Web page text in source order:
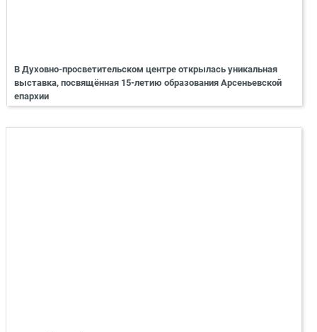
В Духовно-просветительском центре открылась уникальная
выставка, посвящённая 15-летию образования Арсеньевской
епархии